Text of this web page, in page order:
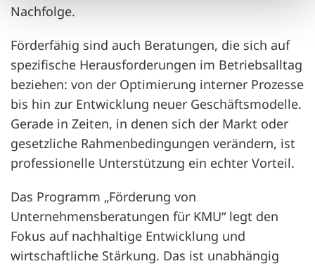
Nachfolge.
Förderfähig sind auch Beratungen, die sich auf
spezifische Herausforderungen im Betriebsalltag
beziehen: von der Optimierung interner Prozesse
bis hin zur Entwicklung neuer Geschäftsmodelle.
Gerade in Zeiten, in denen sich der Markt oder
gesetzliche Rahmenbedingungen verändern, ist
professionelle Unterstützung ein echter Vorteil.
Das Programm „Förderung von
Unternehmensberatungen für KMU“ legt den
Fokus auf nachhaltige Entwicklung und
wirtschaftliche Stärkung. Das ist unabhängig